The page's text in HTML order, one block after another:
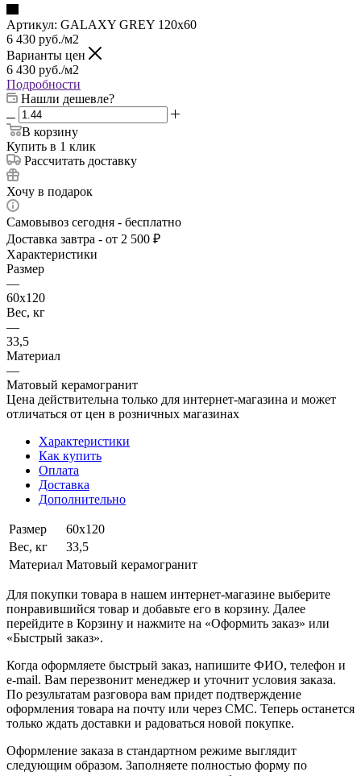
Артикул: GALAXY GREY 120x60
6 430 руб./м2
Варианты цен
6 430 руб./м2
Подробности
Нашли дешевле?
В корзину
Купить в 1 клик
Рассчитать доставку
Хочу в подарок
Самовывоз сегодня - бесплатно
Доставка завтра - от 2 500 ₽
Характеристики
Размер
—
60х120
Вес, кг
—
33,5
Материал
—
Матовый керамогранит
Цена действительна только для интернет-магазина и может
отличаться от цен в розничных магазинах
Характеристики
Как купить
Оплата
Доставка
Дополнительно
Размер
60х120
Вес, кг
33,5
Материал Матовый керамогранит
Для покупки товара в нашем интернет-магазине выберите
понравившийся товар и добавьте его в корзину. Далее
перейдите в Корзину и нажмите на «Оформить заказ» или
«Быстрый заказ».
Когда оформляете быстрый заказ, напишите ФИО, телефон и
e-mail. Вам перезвонит менеджер и уточнит условия заказа.
По результатам разговора вам придет подтверждение
оформления товара на почту или через СМС. Теперь останется
только ждать доставки и радоваться новой покупке.
Оформление заказа в стандартном режиме выглядит
следующим образом. Заполняете полностью форму по